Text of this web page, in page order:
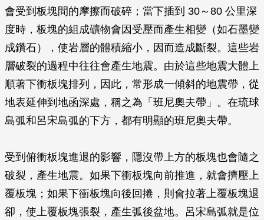
會受到板塊間的摩擦而破碎；當下插到 30～80 公里深
度時，板塊的組成礦物會因受壓而產生相變（如石墨變
成鑽石），使岩層的體積縮小，因而造成斷裂。這些岩
層破裂的過程中往往會產生地震。由於這些地震大體上
順著下衝板塊排列，因此，常形成一傾斜的地震帶，從
地表延伸到地函深處，稱之為「班尼奧夫帶」。在琉球
島弧和呂宋島弧的下方，都有明顯的班尼奧夫帶。
受到俯衝板塊進退的影響，隱沒帶上方的板塊也會隨之
破裂，產生地震。如果下衝板塊向前推進，就會擠壓上
覆板塊；如果下衝板塊向後回捲，則會拉著上覆板塊退
卻，使上覆板塊張裂，產生弧後盆地。呂宋島弧就是位